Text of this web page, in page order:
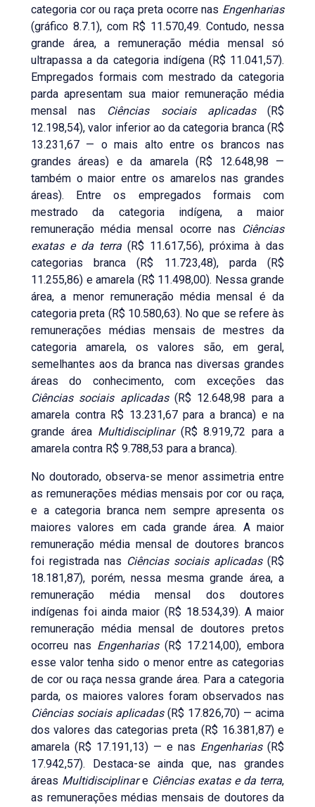
categoria cor ou raça preta ocorre nas Engenharias
(gráfico 8.7.1), com R$ 11.570,49. Contudo, nessa
grande área, a remuneração média mensal só
ultrapassa a da categoria indígena (R$ 11.041,57).
Empregados formais com mestrado da categoria
parda apresentam sua maior remuneração média
mensal nas Ciências sociais aplicadas(R$
12.198,54), valor inferior ao da categoria branca (R$
13.231,67 — o mais alto entre os brancos nas
grandes áreas) e da amarela (R$ 12.648,98 —
também o maior entre os amarelos nas grandes
áreas). Entre os empregados formais com
mestrado da categoria indígena, a maior
remuneração média mensal ocorre nas
Ciências
exatas e da terra (R$ 11.617,56), próxima à das
categorias branca (R$ 11.723,48), parda (R$
11.255,86) e amarela (R$ 11.498,00). Nessa grande
área, a menor remuneração média mensal é da
categoria preta (R$ 10.580,63). No que se refere às
remunerações médias mensais de mestres da
categoria amarela, os valores são, em geral,
semelhantes aos da branca nas diversas grandes
áreas do conhecimento, com exceções das
Ciências sociais aplicadas(R$ 12.648,98 para a
amarela contra R$ 13.231,67 para a branca) e na
grande área Multidisciplinar(R$ 8.919,72 para a
amarela contra R$ 9.788,53 para a branca).
No doutorado, observa-se menor assimetria entre
as remunerações médias mensais por cor ou raça,
e a categoria branca nem sempre apresenta os
maiores valores em cada grande área. A maior
remuneração média mensal de doutores brancos
foi registrada nas Ciências sociais aplicadas(R$
18.181,87), porém, nessa mesma grande área, a
remuneração média mensal dos doutores
indígenas foi ainda maior (R$ 18.534,39). A maior
remuneração média mensal de doutores pretos
ocorreu nas Engenharias(R$ 17.214,00), embora
esse valor tenha sido o menor entre as categorias
de cor ou raça nessa grande área. Para a categoria
parda, os maiores valores foram observados nas
Ciências sociais aplicadas (R$ 17.826,70) — acima
dos valores das categorias preta (R$ 16.381,87) e
amarela (R$ 17.191,13) — e nas Engenharias(R$
17.942,57). Destaca-se ainda que, nas grandes
áreas Multidisciplinare Ciências exatas e da terra,
as remunerações médias mensais de doutores da